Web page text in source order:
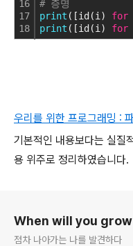
16
17
18
# 증명
print ([id(i) for
print ([id(i) for
우리를 위한 프로그래밍 :
기본적인 내용보다는 실질
용 위주로 정리하였습니다.
When will you
점차 나아가는 나를 발견하다